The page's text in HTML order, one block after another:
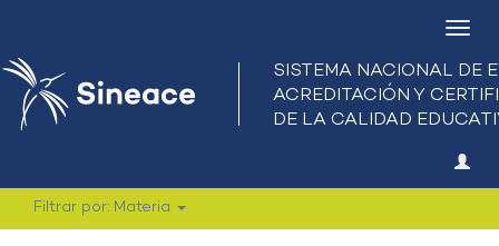
Filtrar por: Materia